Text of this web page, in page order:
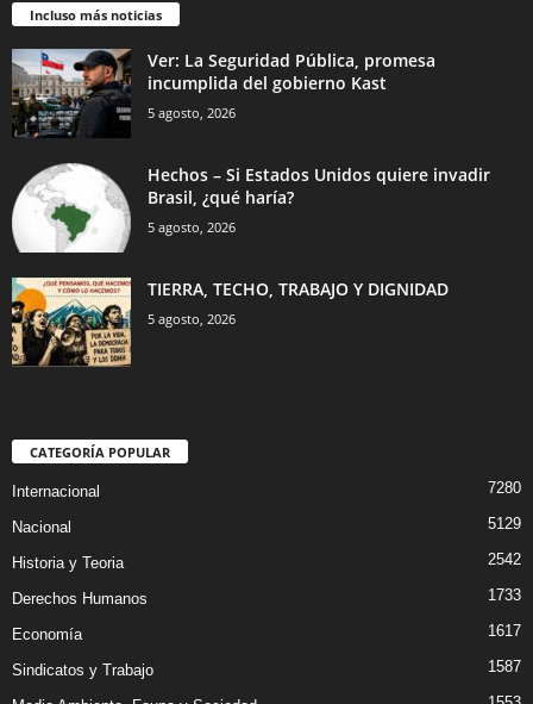
Incluso más noticias
Ver: La Seguridad Pública, promesa
incumplida del gobierno Kast
5 agosto, 2026
Hechos – Si Estados Unidos quiere invadir
Brasil, ¿qué haría?
5 agosto, 2026
TIERRA, TECHO, TRABAJO Y DIGNIDAD
5 agosto, 2026
CATEGORÍA POPULAR
Internacional 7280
Nacional 5129
Historia y Teoria 2542
Derechos Humanos 1733
Economía 1617
Sindicatos y Trabajo 1587